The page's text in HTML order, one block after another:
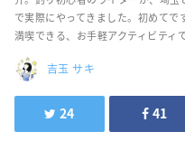
で実際にやってきました。初めて
満喫できる、お手軽アクティビティで
吉玉 サキ
24 41